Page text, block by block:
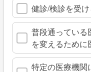
健診/検診を受
普段通っている
を変えるために
特定の医療機関